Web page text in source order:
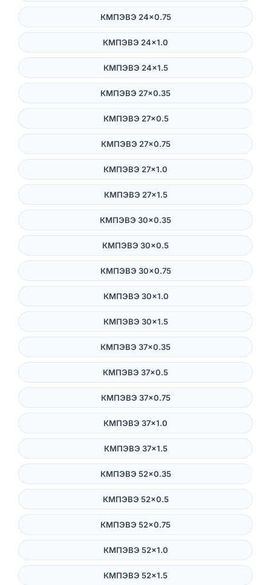
КМПЭВЭ 24×0.75
КМПЭВЭ 24×1.0
КМПЭВЭ 24×1.5
КМПЭВЭ 27×0.35
КМПЭВЭ 27×0.5
КМПЭВЭ 27×0.75
КМПЭВЭ 27×1.0
КМПЭВЭ 27×1.5
КМПЭВЭ 30×0.35
КМПЭВЭ 30×0.5
КМПЭВЭ 30×0.75
КМПЭВЭ 30×1.0
КМПЭВЭ 30×1.5
КМПЭВЭ 37×0.35
КМПЭВЭ 37×0.5
КМПЭВЭ 37×0.75
КМПЭВЭ 37×1.0
КМПЭВЭ 37×1.5
КМПЭВЭ 52×0.35
КМПЭВЭ 52×0.5
КМПЭВЭ 52×0.75
КМПЭВЭ 52×1.0
КМПЭВЭ 52×1.5